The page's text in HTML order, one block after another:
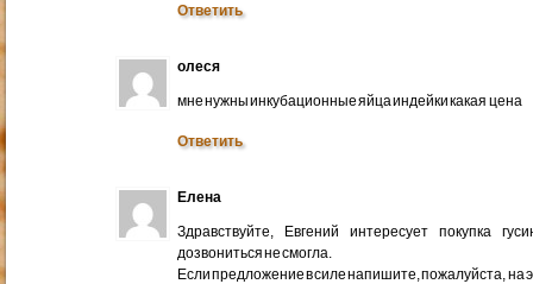
Ответить
олеся
мне нужны инкубационные яйца индейки какая цена
Ответить
Елена
Здравствуйте, Евгений интересует покупка
дозвониться не смогла.
Если предложение в силе напишите, пожалуйста, на